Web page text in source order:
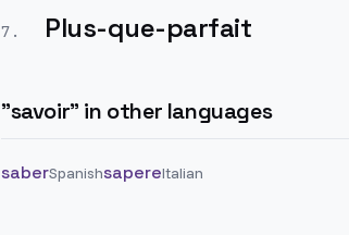
7 . Plus-que-parfait
"savoir" in other languages
saberSpanishsapereItalian